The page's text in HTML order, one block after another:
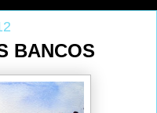
BANCOS